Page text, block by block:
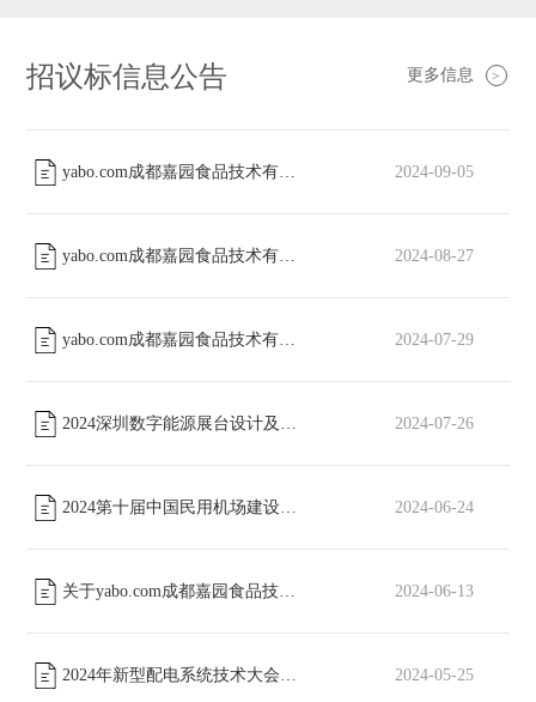
招议标信息公告 更多信息 >
yabo.com成都嘉园食品技术有限责任公司工会委员会篮球场改造工程中标公告 2024-09-05
yabo.com成都嘉园食品技术有限责任公司股份有限公司包装类物料招标通知 2024-08-27
yabo.com成都嘉园食品技术有限责任公司工会委员会篮球场改造工程磋商公告 2024-07-29
2024深圳数字能源展台设计及搭建招标通知 [已截止]
2024-07-26
2024第十届中国民用机场建设年会展位搭建招标 [已截止]
2024-06-24
关于yabo.com成都嘉园食品技术有限责任公司形象宣传片采购项目招标公告 2024-06-13
2024年新型配电系统技术大会展台设计及搭建招标通知 [已截止]
2024-05-25